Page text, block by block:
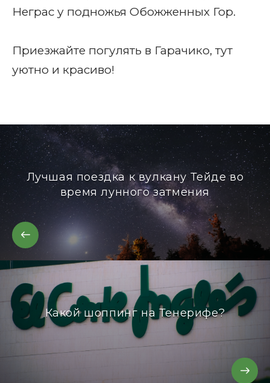
Неграс у подножья Обожженных Гор.
Приезжайте погулять в Гарачико, тут
уютно и красиво!
Лучшая поездка к вулкану Тейде во
время лунного затмения
Какой шоппинг на Тенерифе?